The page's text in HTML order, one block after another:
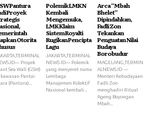
Pantura
Proyek
Otorita
Proyek
Sea Wall (GSW)
Pantai
(Pantura)...
Polemik LMKN
Kembali
Mengemuka,
LMK Klaim
Sistem Royalti
Rugikan Pencipta
Lagu
JAKARTA,TERMINAL
NEWS ID— Polemik
yang menyeret nama
Lembaga
Manajemen Kolektif
Nasional kembali...
Arca “Mbah
Bhelet”
Dipindahkan,
Fadli Zon
Tekankan
Penguatan Nilai
Budaya
Borobudur
MAGELANG,TERMIN
ALNEWS.ID —
Menteri Kebudayaan
Fadli Zon
menghadiri Ritual
Ageng Boyongan
Mbah...